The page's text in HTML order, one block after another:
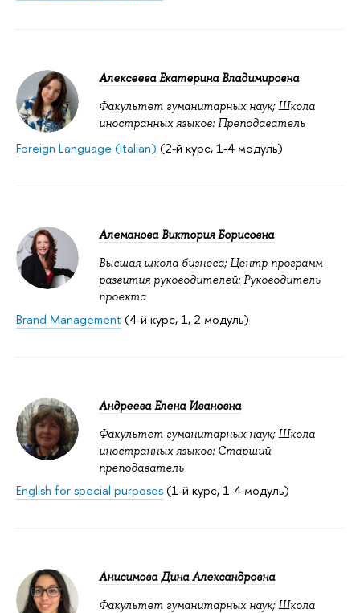
Алексеева Екатерина Владимировна
Факультет гуманитарных наук; Школа
иностранных языков: Преподаватель
Foreign Language (Italian) (2-й курс, 1-4 модуль)
Алеманова Виктория Борисовна
Высшая школа бизнеса; Центр программ
развития руководителей: Руководитель
проекта
Brand Management (4-й курс, 1, 2 модуль)
Андреева Елена Ивановна
Факультет гуманитарных наук; Школа
иностранных языков: Старший
преподаватель
English for special purposes(1-й курс, 1-4 модуль)
Анисимова Дина Александровна
Факультет гуманитарных наук; Школа